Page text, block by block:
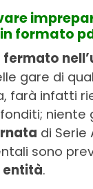
formato
fermato
gare di
farà infatti
niente
di Serie
sono
entità.